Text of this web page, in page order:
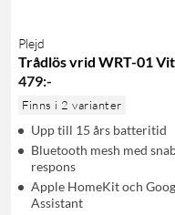
Plejd
Trådlös vrid WRT-01 Vit
479:-
Finns i 2 varianter
Upp till 15 års batteritid
Bluetooth mesh med
respons
Apple HomeKit och
Assistant